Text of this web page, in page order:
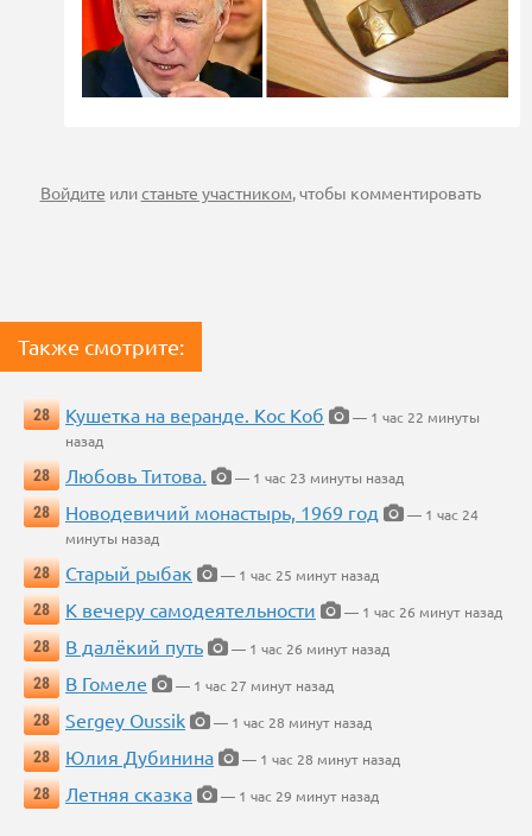
Войдите илистаньте участником, чтобы комментировать
Также смотрите:
28 Кушетка на веранде. Кос Коб
— 1 час 22 минуты
назад
28
Любовь Титова.
— 1 час 23 минуты назад
28
Новодевичий монастырь, 1969 год
— 1 час 24
минуты назад
28
Старый рыбак
— 1 час 25 минут назад
28
К вечеру самодеятельности
— 1 час 26 минут назад
28
В далёкий путь
— 1 час 26 минут назад
28
В Гомеле
— 1 час 27 минут назад
28
Sergey Oussik
— 1 час 28 минут назад
28
Юлия Дубинина
— 1 час 28 минут назад
28
Летняя сказка — 1 час 29 минут назад